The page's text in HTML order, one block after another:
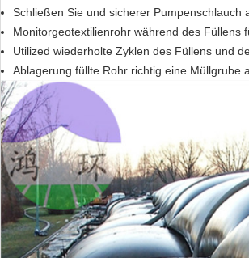
Schließen Sie und sicherer Pumpenschlauch
Monitorgeotextilienrohr während des Füllens
Utilized wiederholte Zyklen des Füllens und
Ablagerung füllte Rohr richtig eine Müllgrube